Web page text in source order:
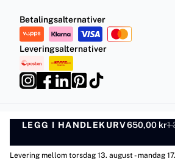
LEGG I HANDLEKURV650,00 kr1
LEGG I
Levering mellom torsdag 13. august - mandag
Betalingsalternativer
Leveringsalternativer
Personvernregler Vilkår og
©DK Company Online AS